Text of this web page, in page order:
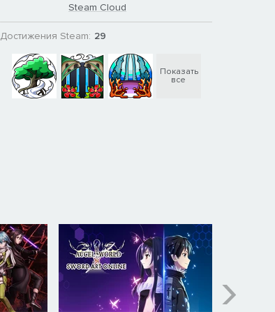
Steam Cloud
Достижения Steam: 29
Показать
все